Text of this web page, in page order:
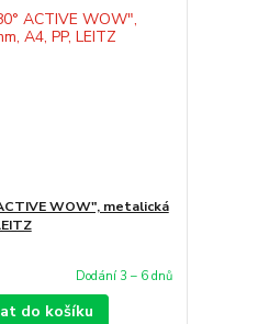
WOW", metalická
Dodání 3 – 6 dnů
do košíku